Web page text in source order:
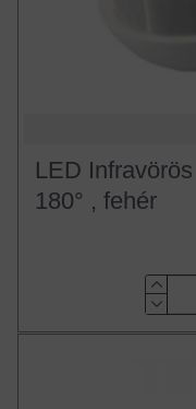
LED
180° , fehér